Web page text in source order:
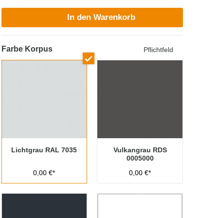
In den Warenkorb
Farbe Korpus Pflichtfeld
Lichtgrau RAL 7035
0,00 €*
Vulkangrau RDS
0005000
0,00 €*